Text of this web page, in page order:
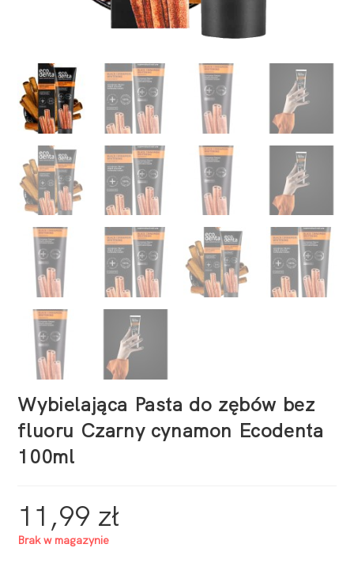
Wybielająca Pasta do zębów bez
fluoru Czarny cynamon Ecodenta
100ml
11,99 zł
Brak w magazynie